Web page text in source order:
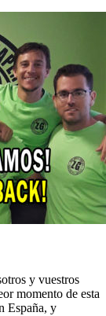
y vuestros
momento de esta
España, y